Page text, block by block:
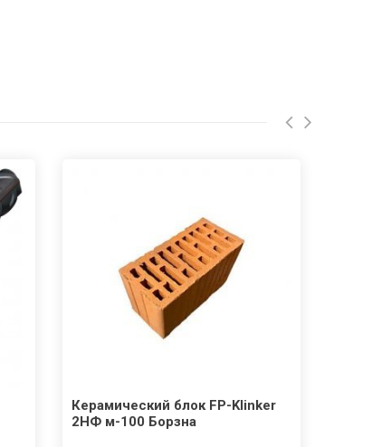
Керамический блок FP-Klinker
2НФ м-100 Борзна